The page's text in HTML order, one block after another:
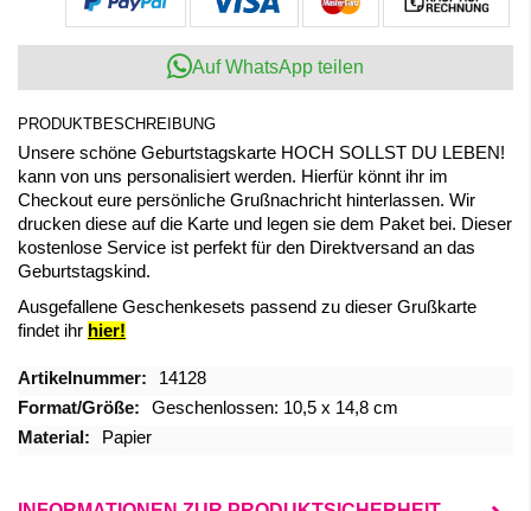
Auf WhatsApp teilen
PRODUKTBESCHREIBUNG
Unsere schöne Geburtstagskarte HOCH SOLLST DU LEBEN!
kann von uns personalisiert werden. Hierfür könnt ihr im
Checkout eure persönliche Grußnachricht hinterlassen. Wir
drucken diese auf die Karte und legen sie dem Paket bei. Dieser
kostenlose Service ist perfekt für den Direktversand an das
Geburtstagskind.
Ausgefallene Geschenkesets passend zu dieser Grußkarte
findet ihr hier!
Mehr
Informationen
14128
Geschenlossen: 10,5 x 14,8 cm
Papier